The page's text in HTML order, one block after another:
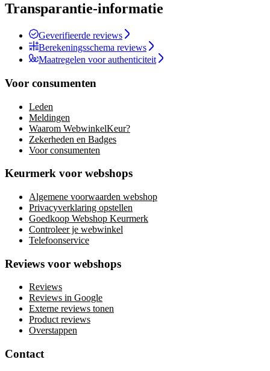
Transparantie-informatie
Geverifieerde reviews
Berekeningsschema reviews
Maatregelen voor authenticiteit
Voor consumenten
Leden
Meldingen
Waarom WebwinkelKeur?
Zekerheden en Badges
Voor consumenten
Keurmerk voor webshops
Algemene voorwaarden webshop
Privacyverklaring opstellen
Goedkoop Webshop Keurmerk
Controleer je webwinkel
Telefoonservice
Reviews voor webshops
Reviews
Reviews in Google
Externe reviews tonen
Product reviews
Overstappen
Contact